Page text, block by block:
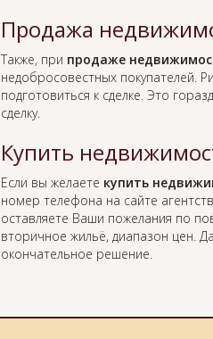
Продажа
Также, при продаже
недобросовестных покупателей.
подготовиться к сделке. Это
сделку.
Купить
Если вы желаете купить
номер телефона на сайте
оставляете Ваши пожелания по
вторичное жильё, диапазон цен.
окончательное решение.